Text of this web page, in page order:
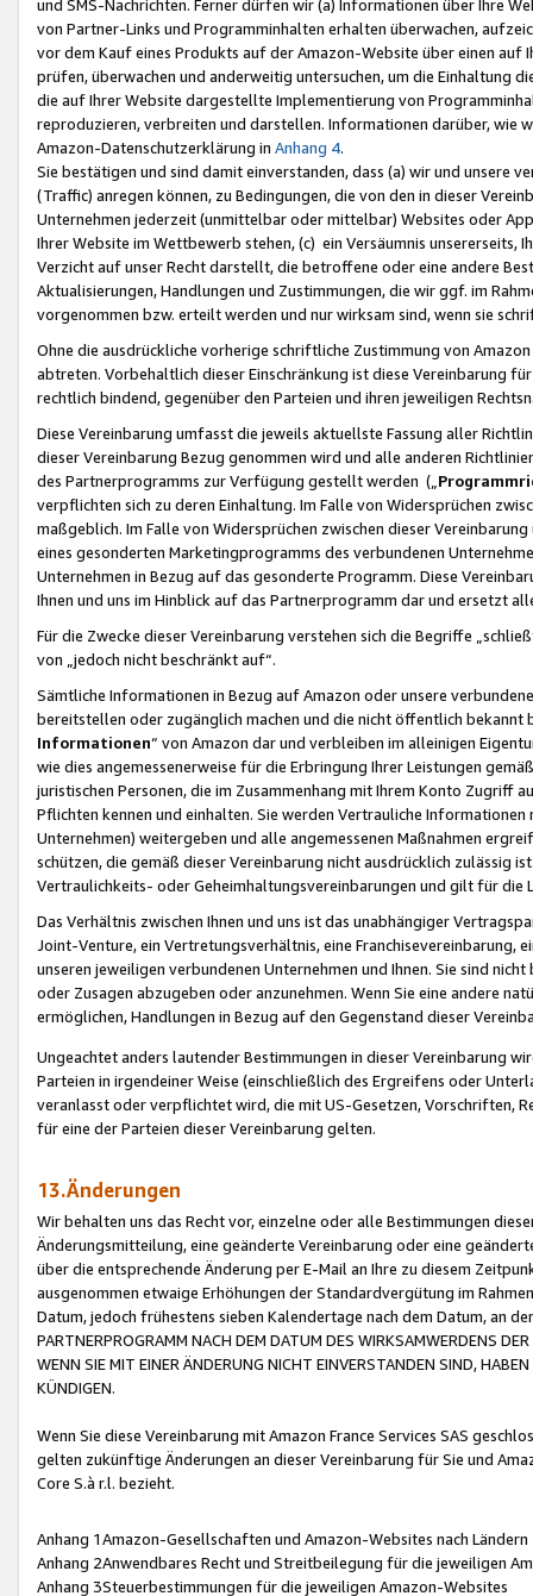
und SMS-Nachrichten. Ferner dürfen wir (a) Informationen über Ihre
von Partner-Links und Programminhalten erhalten überwachen,
vor dem Kauf eines Produkts auf der Amazon-Website über einen
prüfen, überwachen und anderweitig untersuchen, um die Einhaltung
die auf Ihrer Website dargestellte Implementierung von
reproduzieren, verbreiten und darstellen. Informationen darüber, wie
Amazon-Datenschutzerklärung in Anhang 4.
Sie bestätigen und sind damit einverstanden, dass (a) wir und
(Traffic) anregen können, zu Bedingungen, die von den in dieser
Unternehmen jederzeit (unmittelbar oder mittelbar) Websites oder
Ihrer Website im Wettbewerb stehen, (c) ein Versäumnis unsererseits,
Verzicht auf unser Recht darstellt, die betroffene oder eine andere
Aktualisierungen, Handlungen und Zustimmungen, die wir ggf. im
vorgenommen bzw. erteilt werden und nur wirksam sind, wenn sie
Ohne die ausdrückliche vorherige schriftliche Zustimmung von
abtreten. Vorbehaltlich dieser Einschränkung ist diese Vereinbarung
rechtlich bindend, gegenüber den Parteien und ihren jeweiligen
Diese Vereinbarung umfasst die jeweils aktuellste Fassung aller
dieser Vereinbarung Bezug genommen wird und alle anderen
des Partnerprogramms zur Verfügung gestellt werden („
verpflichten sich zu deren Einhaltung. Im Falle von Widersprüchen
maßgeblich. Im Falle von Widersprüchen zwischen dieser
eines gesonderten Marketingprogramms des verbundenen
Unternehmen in Bezug auf das gesonderte Programm. Diese
Ihnen und uns im Hinblick auf das Partnerprogramm dar und ersetzt
Für die Zwecke dieser Vereinbarung verstehen sich die Begriffe
von „jedoch nicht beschränkt auf“.
Sämtliche Informationen in Bezug auf Amazon oder unsere
bereitstellen oder zugänglich machen und die nicht öffentlich
Informationen“ von Amazon dar und verbleiben im alleinigen
wie dies angemessenerweise für die Erbringung Ihrer Leistungen
juristischen Personen, die im Zusammenhang mit Ihrem Konto
Pflichten kennen und einhalten. Sie werden Vertrauliche
Unternehmen) weitergeben und alle angemessenen Maßnahmen
schützen, die gemäß dieser Vereinbarung nicht ausdrücklich zulässig
Vertraulichkeits- oder Geheimhaltungsvereinbarungen und gilt für die
Das Verhältnis zwischen Ihnen und uns ist das unabhängiger
Joint-Venture, ein Vertretungsverhältnis, eine Franchisevereinbarung,
unseren jeweiligen verbundenen Unternehmen und Ihnen. Sie sind
oder Zusagen abzugeben oder anzunehmen. Wenn Sie eine andere
ermöglichen, Handlungen in Bezug auf den Gegenstand dieser
Ungeachtet anders lautender Bestimmungen in dieser Vereinbarung
Parteien in irgendeiner Weise (einschließlich des Ergreifens oder
veranlasst oder verpflichtet wird, die mit US-Gesetzen, Vorschriften,
für eine der Parteien dieser Vereinbarung gelten.
13.Änderungen
Wir behalten uns das Recht vor, einzelne oder alle Bestimmungen
Änderungsmitteilung, eine geänderte Vereinbarung oder eine
über die entsprechende Änderung per E-Mail an Ihre zu diesem
ausgenommen etwaige Erhöhungen der Standardvergütung im
Datum, jedoch frühestens sieben Kalendertage nach dem Datum, an
PARTNERPROGRAMM NACH DEM DATUM DES WIRKSAMWERDENS
WENN SIE MIT EINER ÄNDERUNG NICHT EINVERSTANDEN SIND,
KÜNDIGEN.
Wenn Sie diese Vereinbarung mit Amazon France Services SAS
gelten zukünftige Änderungen an dieser Vereinbarung für Sie und
Core S.à r.l. bezieht.
Anhang 1Amazon-Gesellschaften und Amazon-Websites nach Ländern
Anhang 2Anwendbares Recht und Streitbeilegung für die jeweiligen
Anhang 3Steuerbestimmungen für die jeweiligen Amazon-Websites